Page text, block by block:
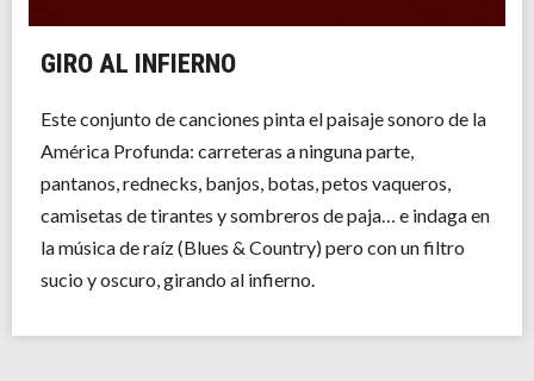
GIRO AL INFIERNO
Este conjunto de canciones pinta el paisaje sonoro de la
América Profunda: carreteras a ninguna parte,
pantanos, rednecks, banjos, botas, petos vaqueros,
camisetas de tirantes y sombreros de paja… e indaga en
la música de raíz (Blues & Country) pero con un filtro
sucio y oscuro, girando al infierno.